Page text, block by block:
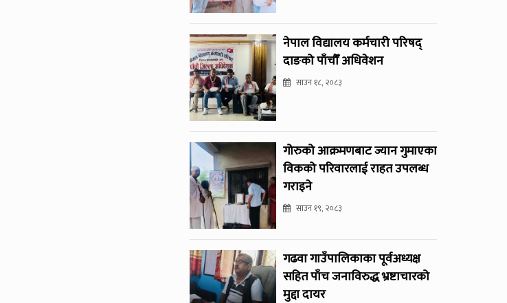
नेपाल विद्यालय कर्मचारी परिषद्
दाङको पाँचौँ अधिवेशन
साउन १८, २०८३
गोरुको आक्रमणबाट ज्यान गुमाएका
विकको परिवारलाई राहत उपलब्ध
गराइने
साउन १९, २०८३
गढवा गाउँपालिकाका पूर्वअध्यक्ष
सहित पाँच जनाविरुद्ध भ्रष्टाचारको
मुद्दा दायर